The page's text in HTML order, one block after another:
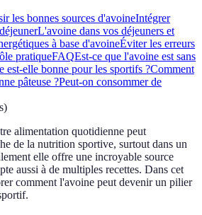
les bonnes sources d'avoineIntégrer
L'avoine dans vos déjeuners et
à base d'avoineÉviter les erreurs
pratiqueFAQEst-ce que l'avoine est sans
est-elle bonne pour les sportifs ?Comment
pâteuse ?Peut-on consommer de
)
alimentation quotidienne peut
de la nutrition sportive, surtout dans un
elle offre une incroyable source
aussi à de multiples recettes. Dans cet
comment l'avoine peut devenir un pilier